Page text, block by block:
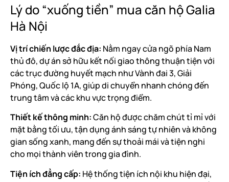
Lý do “xuống tiền” mua căn hộ Galia
Hà Nội
Vị trí chiến lược đắc địa: Nằm ngay cửa ngõ phía Nam
thủ đô, dự án sở hữu kết nối giao thông thuận tiện với
các trục đường huyết mạch như Vành đai 3, Giải
Phóng, Quốc lộ 1A, giúp di chuyển nhanh chóng đến
trung tâm và các khu vực trọng điểm.
Thiết kế thông minh:Căn hộ được chăm chút tỉ mỉ với
mặt bằng tối ưu, tận dụng ánh sáng tự nhiên và không
gian sống xanh, mang đến sự thoải mái và tiện nghi
cho mọi thành viên trong gia đình.
Tiện ích đẳng cấp: Hệ thống tiện ích nội khu hiện đại,